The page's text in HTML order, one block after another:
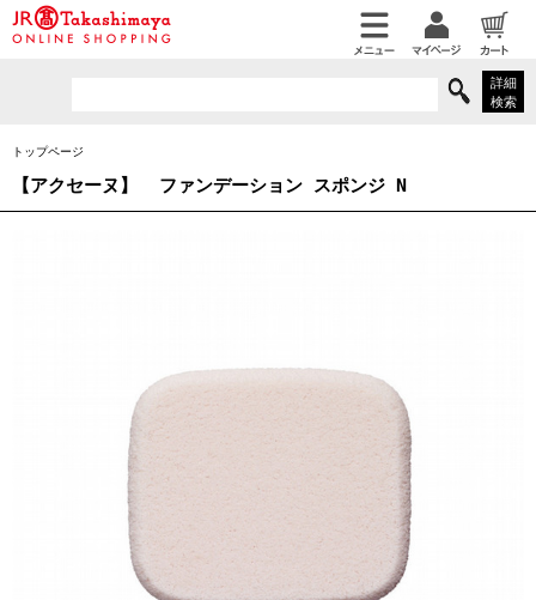
詳細
検索
トップページ
【アクセーヌ】 ファンデーション スポンジ N